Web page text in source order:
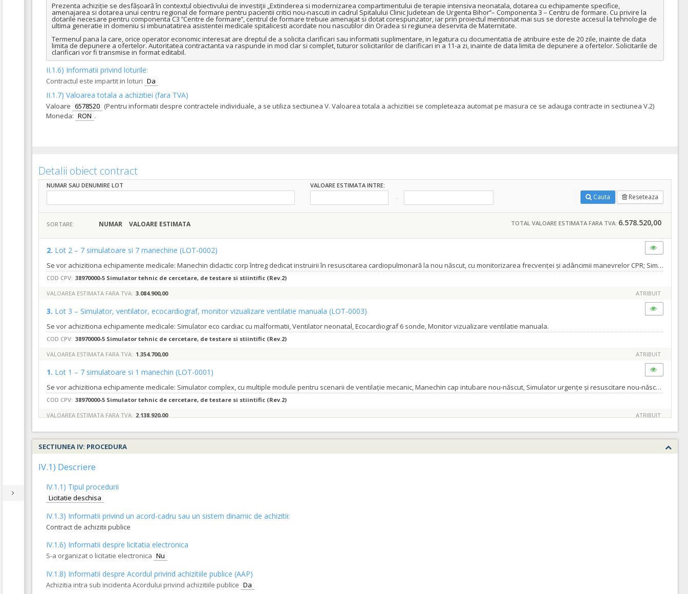
Prezenta achiziție se desfășoară în contextul obiectivului de investiţii „Extinderea si modernizarea compartimentului de terapie intensiva neonatala, dotarea cu echipamente specifice,
amenajarea si dotarea unui centru regional de formare pentru pacientii critici nou-nascuti in cadrul Spitalului Clinic Judetean de Urgenta Bihor’’– Componenta 3 – Centru de formare. Cu privire la
dotarile necesare pentru componenta C3 ’’Centre de formare’’, centrul de formare trebuie amenajat si dotat corespunzator, iar prin proiectul mentionat mai sus se doreste accesul la tehnologie de
ultima generatie in domeniu si imbunatatirea asistentei medicale spitalicesti acordate nou nascutilor din Oradea si regiunea deservita de Maternitate.
Termenul pana la care, orice operator economic interesat are dreptul de a solicita clarificari sau informatii suplimentare, in legatura cu documentatia de atribuire este de 20 zile, inainte de data
limita de depunere a ofertelor. Autoritatea contractanta va raspunde in mod clar si complet, tuturor solicitarilor de clarificari in a 11-a zi, inainte de data limita de depunere a ofertelor. Solicitarile de
clarificari vor fi transmise in format editabil.
II.1.6) Informatii privind loturile:
Contractul este impartit in loturi Da
II.1.7) Valoarea totala a achizitiei (fara TVA)
Valoare 6578520 (Pentru informatii despre contractele individuale, a se utiliza sectiunea V. Valoarea totala a achizitiei se completeaza automat pe masura ce se adauga contracte in sectiunea V.2)
Moneda: RON .
Detalii obiect contract
NUMAR SAU DENUMIRE LOT VALOARE ESTIMATA INTRE:
Cauta Reseteaza
SORTARE: NUMAR VALOARE ESTIMATA TOTAL VALOARE ESTIMATA FARA TVA: 6.578.520,00
2. Lot 2 – 7 simulatoare si 7 manechine (LOT-0002)
Se vor achizitiona echipamente medicale: Manechin didactic corp întreg dedicat instruirii în resuscitarea cardiopulmonară la nou născut, cu monitorizarea frecvenței și adâncimii manevrelor CPR; Simulator de funcții vitale, licență software și scenarii din programul de resuscitare neonatală; Simulator de naștere de tip pelvis Manechin didactic pentru practicarea accesului vascular la copil și nou-născut; Manechin didactic avansat pentru exersarea recoltării sângelui venos, arterial, hemodializei şi fidelitate înaltă din punct de vedere anatomic; Manechin PICC line acces îngrijire și îndepărtarea cateterelor centrale si periferice; Manechin didactic pentru exersarea puncției lombare și anesteziei epidurale la copii; Simulator ECG; Simulator ecografie cardiacă; Manechin didactic pentru exersarea dializei peritoneală; Simulator ECMO; Manechin traheostoma gastrostomă; Simulator haptic ecografie obstetricala si ginecologica; Simulator fat prematur
COD CPV: 38970000-5 Simulator tehnic de cercetare, de testare si stiintific (Rev.2)
VALOAREA ESTIMATA FARA TVA: 3.084.900,00 ATRIBUIT
3. Lot 3 – Simulator, ventilator, ecocardiograf, monitor vizualizare ventilatie manuala (LOT-0003)
Se vor achizitiona echipamente medicale: Simulator eco cardiac cu malformatii, Ventilator neonatal, Ecocardiograf 6 sonde, Monitor vizualizare ventilatie manuala.
COD CPV: 38970000-5 Simulator tehnic de cercetare, de testare si stiintific (Rev.2)
VALOAREA ESTIMATA FARA TVA: 1.354.700,00 ATRIBUIT
1. Lot 1 – 7 simulatoare si 1 manechin (LOT-0001)
Se vor achizitiona echipamente medicale: Simulator complex, cu multiple module pentru scenarii de ventilație mecanic, Manechin cap intubare nou-născut, Simulator urgențe și resuscitare nou-născut model avansat și chit anomalii congenitale, Simulator didactic pentru toracocenteza, Simulator procedural pentru efectuarea paracentezei, Simulator virtual haptic pentru practicarea endoscopiei și colonoscopiei, Simulator pentru bronhoscopie bazat pe realitate virtuală, Simulator pelvic virtual, impreuna cu accesoriile obligatorii.
COD CPV: 38970000-5 Simulator tehnic de cercetare, de testare si stiintific (Rev.2)
VALOAREA ESTIMATA FARA TVA: 2.138.920,00 ATRIBUIT
SECTIUNEA IV: PROCEDURA
IV.1) Descriere
IV.1.1) Tipul procedurii
Licitatie deschisa
IV.1.3) Informatii privind un acord-cadru sau un sistem dinamic de achizitii:
Contract de achizitii publice
IV.1.6) Informatii despre licitatia electronica
S-a organizat o licitatie electronica Nu
IV.1.8) Informatii despre Acordul privind achizitiile publice (AAP)
Achizitia intra sub incidenta Acordului privind achizitiile publice Da